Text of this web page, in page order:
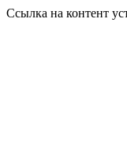
Ссылка на контент